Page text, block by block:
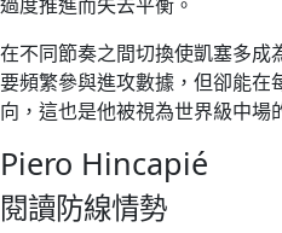
在不同節奏之間切換使凱塞多成
要頻繁參與進攻數據，但卻能在
向，這也是他被視為世界級中場
Piero Hincapié
閱讀防線情勢